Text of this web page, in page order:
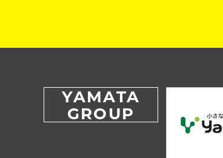
YAMATA
GROUP